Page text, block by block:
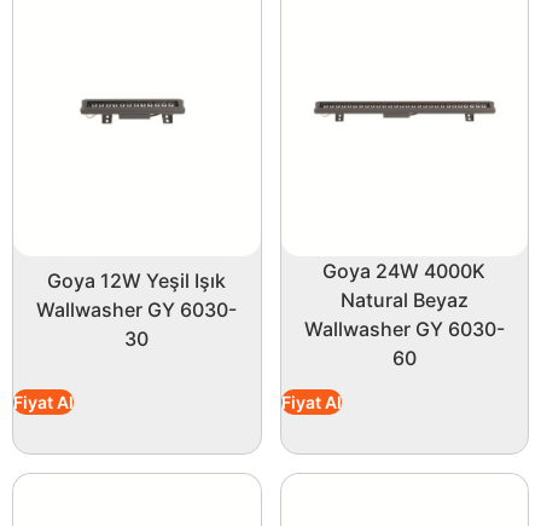
Goya 12W Yeşil Işık
Wallwasher GY 6030-
30
Fiyat Al
Goya 24W 4000K
Natural Beyaz
Wallwasher GY 6030-
60
Fiyat Al